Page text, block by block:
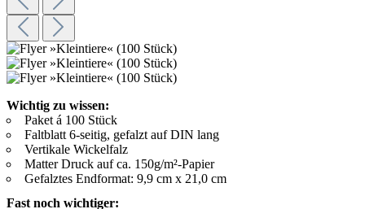
Wichtig zu wissen:
Paket á 100 Stück
Faltblatt 6-seitig, gefalzt auf DIN lang
Vertikale Wickelfalz
Matter Druck auf ca. 150g/m²-Papier
Gefalztes Endformat: 9,9 cm x 21,0 cm
Fast noch wichtiger: